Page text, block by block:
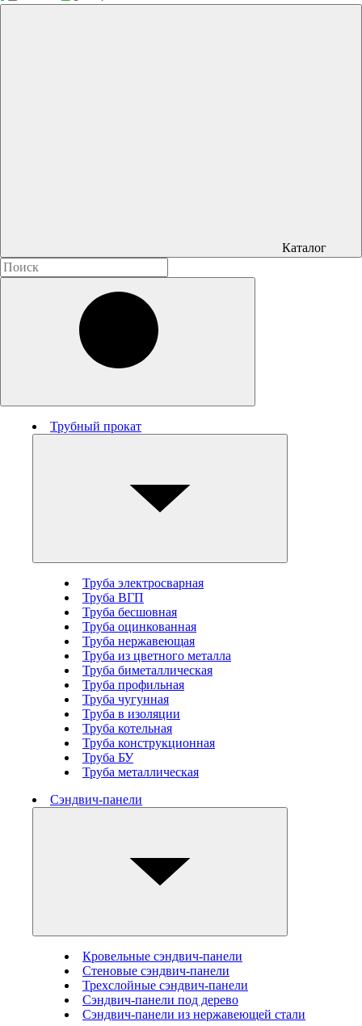
Каталог
Трубный прокат
Труба электросварная
Труба ВГП
Труба бесшовная
Труба оцинкованная
Труба нержавеющая
Труба из цветного металла
Труба биметаллическая
Труба профильная
Труба чугунная
Труба в изоляции
Труба котельная
Труба конструкционная
Труба БУ
Труба металлическая
Сэндвич-панели
Кровельные сэндвич-панели
Стеновые cэндвич-панели
Трехслойные сэндвич-панели
Сэндвич-панели под дерево
Сэндвич-панели из нержавеющей стали